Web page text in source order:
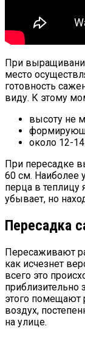
При
место
готовность
виду. К этому
высоту не
около 12-
При пересадке
60 см. Наиболее
перца в теплицу
убывает, но
Пересадка
Пересаживают
как исчезнет
всего это
приблизительно
этого помещают
воздух,
на улице.